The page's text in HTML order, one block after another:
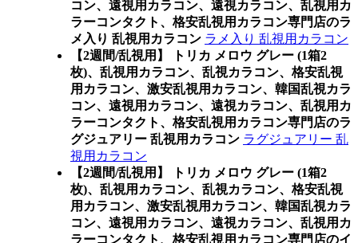
コン、遠視用カラコン、遠視カラコン、乱視用カ
ラーコンタクト、格安乱視用カラコン専門店のラ
メ入り 乱視用カラコン ラメ入り 乱視用カラコン
【2週間/乱視用】 トリカ メロウ グレー (1箱2
枚)、乱視用カラコン、乱視カラコン、格安乱視
用カラコン、激安乱視用カラコン、韓国乱視カラ
コン、遠視用カラコン、遠視カラコン、乱視用カ
ラーコンタクト、格安乱視用カラコン専門店のラ
グジュアリー 乱視用カラコン ラグジュアリー 乱
視用カラコン
【2週間/乱視用】 トリカ メロウ グレー (1箱2
枚)、乱視用カラコン、乱視カラコン、格安乱視
用カラコン、激安乱視用カラコン、韓国乱視カラ
コン、遠視用カラコン、遠視カラコン、乱視用カ
ラーコンタクト、格安乱視用カラコン専門店のイ